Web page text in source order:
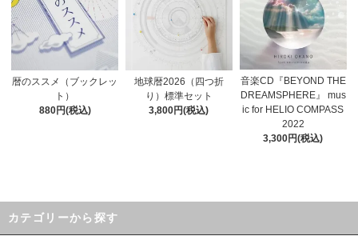
暦のススメ（ブックレッ
ト）
880円(税込)
地球暦2026（四つ折
り）標準セット
3,800円(税込)
音楽CD『BEYOND THE
DREAMSPHERE』 mus
ic for HELIO COMPASS
2022
3,300円(税込)
カテゴリーから探す